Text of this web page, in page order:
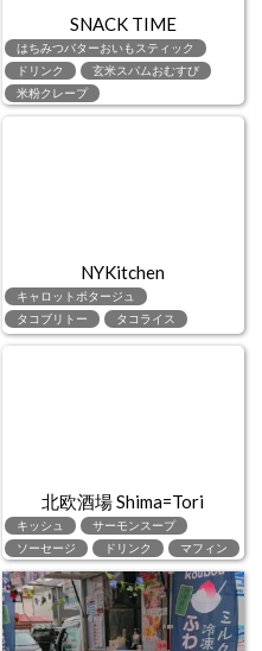
SNACK TIME
はちみつバターおいもスティック
ドリンク
玄米スパムおむすび
米粉クレープ
NYKitchen
キャロットポタージュ
タコブリトー
タコライス
北欧酒場 Shima=Tori
キッシュ
サーモンスープ
ソーセージ
ドリンク マフィン